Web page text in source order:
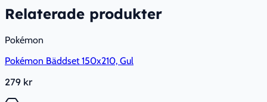
Relaterade produkter
Pokémon
Pokémon Bäddset 150x210, Gul
279 kr